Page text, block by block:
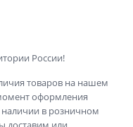
России!
товаров на нашем
оформления
наличии в розничном